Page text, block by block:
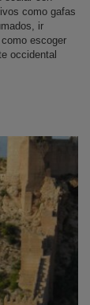
como gafas
ir
escoger
occidental